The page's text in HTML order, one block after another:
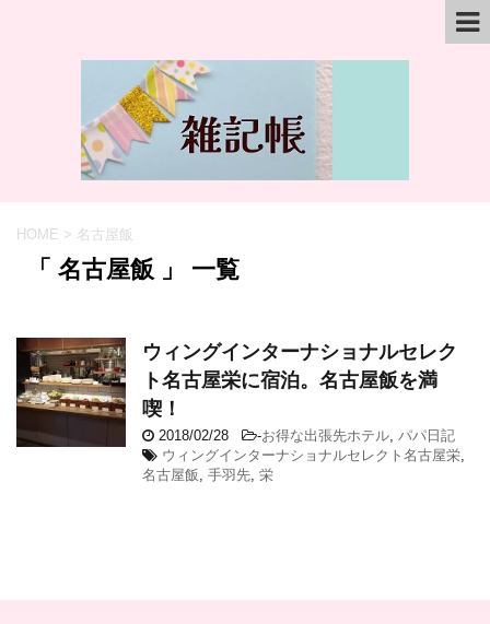
HOME > 名古屋飯
「 名古屋飯 」 一覧
ウィングインターナショナルセレク
ト名古屋栄に宿泊。名古屋飯を満
喫！
2018/02/28 -お得な出張先ホテル, パパ日記
ウィングインターナショナルセレクト名古屋栄,
名古屋飯, 手羽先, 栄